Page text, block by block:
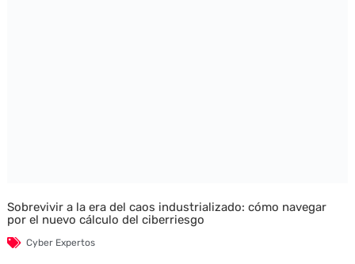
Sobrevivir a la era del caos industrializado: cómo navegar
por el nuevo cálculo del ciberriesgo
Cyber Expertos